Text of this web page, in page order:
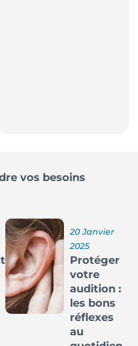
vos besoins
20 Janvier
2025
Protéger
votre
audition :
les bons
réflexes
au